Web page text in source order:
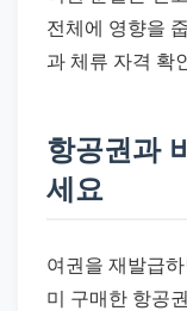
전체에 영향을
과 체류 자격 확
항공권과
세요
여권을 재발급
미 구매한 항공